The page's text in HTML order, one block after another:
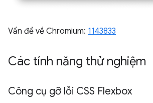
Vấn đề về Chromium: 1143833
Các tính năng thử nghiệm
Công cụ gỡ lỗi CSS Flexbox